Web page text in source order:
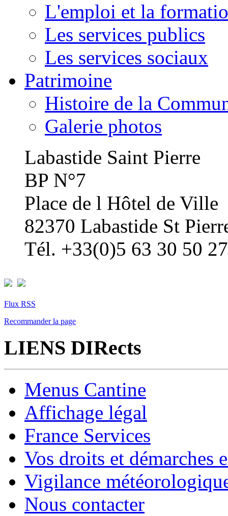
L'emploi et la
Les services publics
Les services sociaux
Patrimoine
Histoire de la
Galerie photos
Labastide Saint Pierre
BP N°7
Place de l Hôtel de Ville
82370 Labastide St
Tél. +33(0)5 63 30 50 27
Flux RSS
Recommander la page
LIENS DIRects
Menus Cantine
Affichage légal
France Services
Vos droits et démarches
Vigilance
Nous contacter